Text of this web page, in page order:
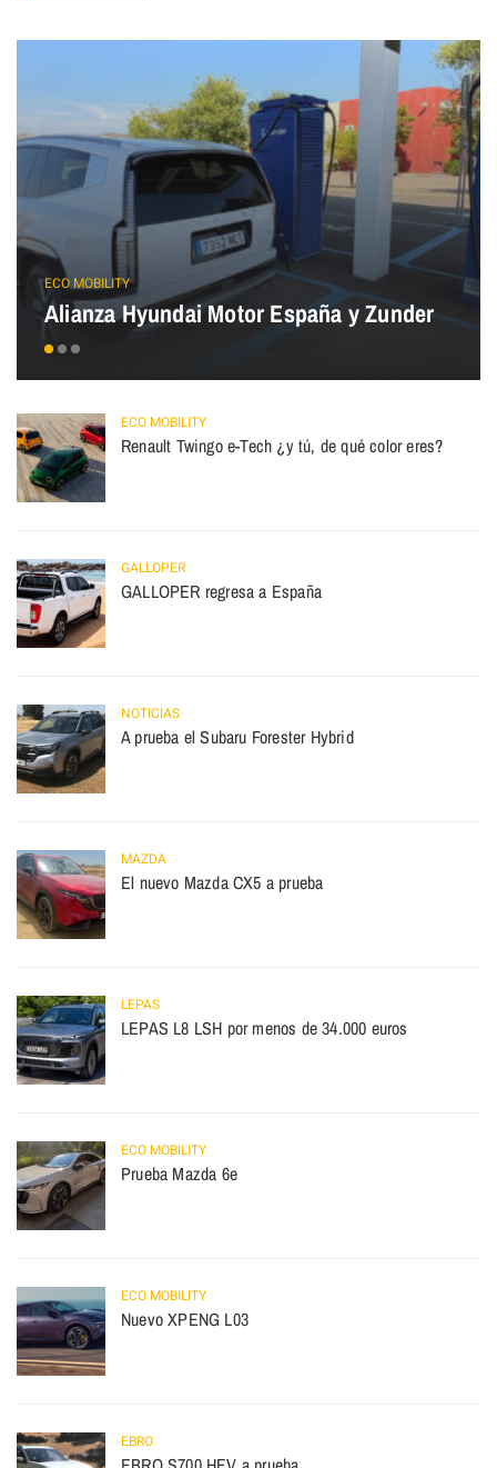
ECO MOBILITY
Alianza Hyundai Motor España y Zunder
ECO MOBILITY
Renault Twingo e-Tech ¿y tú, de qué color eres?
GALLOPER
GALLOPER regresa a España
NOTICIAS
A prueba el Subaru Forester Hybrid
MAZDA
El nuevo Mazda CX5 a prueba
LEPAS
LEPAS L8 LSH por menos de 34.000 euros
ECO MOBILITY
Prueba Mazda 6e
ECO MOBILITY
Nuevo XPENG L03
EBRO